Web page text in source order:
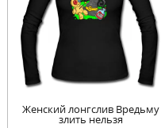
Женский лонгслив Вредьму
злить нельзя